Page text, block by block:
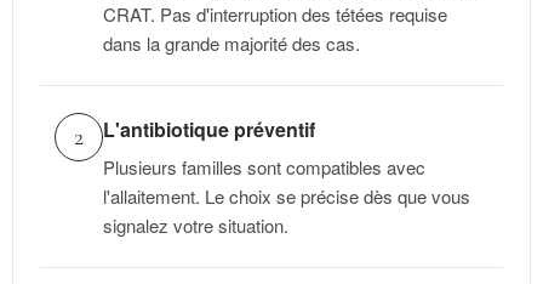
CRAT. Pas d'interruption des tétées requise
dans la grande majorité des cas.
2 L'antibiotique préventif
Plusieurs familles sont compatibles avec
l'allaitement. Le choix se précise dès que vous
signalez votre situation.